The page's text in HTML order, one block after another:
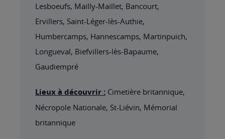
Lesboeufs, Mailly-Maillet, Bancourt,
Ervillers, Saint-Léger-lès-Authie,
Humbercamps, Hannescamps, Martinpuich,
Longueval, Biefvillers-lès-Bapaume,
Gaudiempré
Lieux à découvrir : Cimetière britannique,
Nécropole Nationale, St-Liévin, Mémorial
britannique